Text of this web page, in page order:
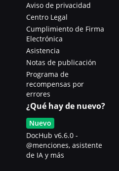
Aviso de privacidad
Centro Legal
Cumplimiento de Firma
Electrónica
Asistencia
Notas de publicación
Programa de
recompensas por
errores
¿Qué hay de nuevo?
Nuevo
DocHub v6.6.0 -
@menciones, asistente
de IA y más